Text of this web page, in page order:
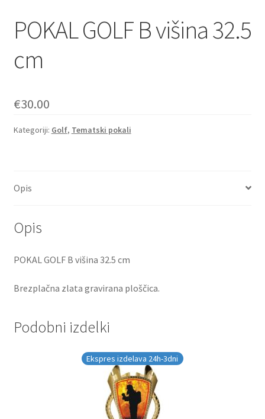
POKAL GOLF B višina 32.5
cm
€30.00
Kategoriji: Golf, Tematski pokali
Opis
Opis
POKAL GOLF B višina 32.5 cm
Brezplačna zlata gravirana ploščica.
Podobni izdelki
Ekspres izdelava 24h-3dni